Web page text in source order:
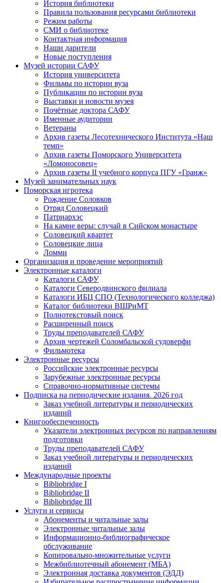
История библиотеки
Правила пользования ресурсами библиотеки
Режим работы
СМИ о библиотеке
Контактная информация
Наши дарители
Новые поступления
Музей истории САФУ
История университета
Фильмы по истории вуза
Публикации по истории вуза
Выставки и новости музея
Почётные доктора САФУ
Именные аудитории
Ветераны
Архив газеты Лесотехнического Института «Наш
темп»
Архив газеты Поморского Университета
«Ломоносовец»
Архив газеты II учебного корпуса ПГУ «Гранж»
Музей занимательных наук
Поморская игротека
Рождение Соловков
Отряд Соловецкий
Патриархэс
На камне веры: случай в Сийском монастыре
Соловецкий квартет
Соловецкие лица
Ломми
Организация и проведение мероприятий
Электронные каталоги
Каталоги САФУ
Каталоги Северодвинского филиала
Каталоги ИБЦ СПО (Технологического колледжа)
Каталог библиотеки ВШРиМТ
Полнотекстовый поиск
Расширенный поиск
Труды преподавателей САФУ
Архив чертежей Соломбальской судоверфи
Фильмотека
Электронные ресурсы
Российские электронные ресурсы
Зарубежные электронные ресурсы
Справочно-нормативные системы
Подписка на периодические издания. 2026 год
Заказ учебной литературы и периодических
изданий
Книгообеспеченность
Указатели электронных ресурсов по направлениям
подготовки
Труды преподавателей САФУ
Заказ учебной литературы и периодических
изданий
Международные проекты
Bibliobridge I
Bibliobridge II
Bibliobridge III
Услуги и сервисы
Абонементы и читальные залы
Электронные читальные залы
Информационно-библиографическое
обслуживание
Копировально-множительные услуги
Межбиблиотечный абонемент (МБА)
Электронная доставка документов (ЭДД)